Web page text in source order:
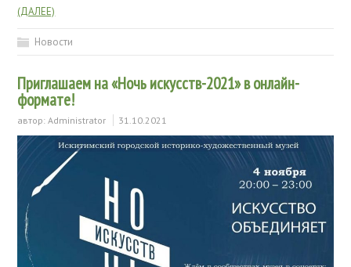
(ДАЛЕЕ)
Новости
Приглашаем на «Ночь искусств-2021» в онлайн-
формате!
автор:Administrator 31.10.2021